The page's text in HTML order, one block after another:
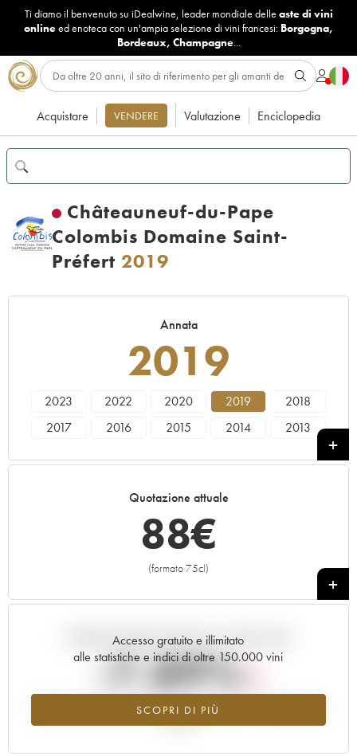
Ti diamo il benvenuto su iDealwine, leader mondiale delle aste di vini
onlineed enoteca con un'ampia selezione di vini francesi: Borgogna,
Bordeaux, Champagne...
Acquistare VENDERE Valutazione Enciclopedia
Châteauneuf-du-Pape
Colombis Domaine Saint-
Préfert 2019
Annata
2019
2023 2022 2020 2019
2018
2017
2016 2015 2014
2013
Quotazione attuale
88€
(formato 75cl)
+
Accesso gratuito e illimitato
alle statistiche e indici di oltre 150.000 vini
SCOPRI DI PIÙ
Andamento della quotazione in tempo reale
-7.89%
Tendenza al ribasso per il valore dell'annata 2019 nel 2026 rispetto